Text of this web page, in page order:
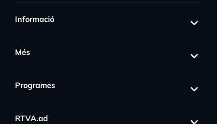
Informació
Més
Programes
RTVA.ad